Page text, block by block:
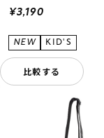
ポ
¥3,190
比較する